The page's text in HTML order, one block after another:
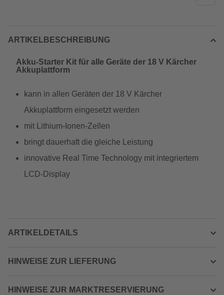
ARTIKELBESCHREIBUNG
Akku-Starter Kit für alle Geräte der 18 V Kärcher
Akkuplattform
kann in allen Geräten der 18 V Kärcher
Akkuplattform eingesetzt werden
mit Lithium-Ionen-Zellen
bringt dauerhaft die gleiche Leistung
innovative Real Time Technology mit integriertem
LCD-Display
ARTIKELDETAILS
HINWEISE ZUR LIEFERUNG
HINWEISE ZUR MARKTRESERVIERUNG